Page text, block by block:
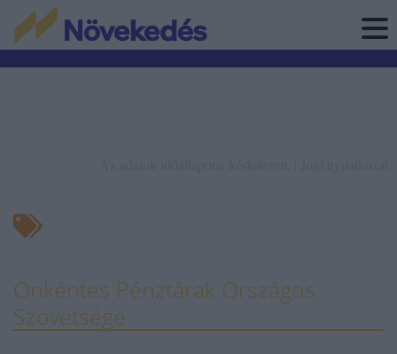
Önkéntes Pénztárak Országos
Szövetsége